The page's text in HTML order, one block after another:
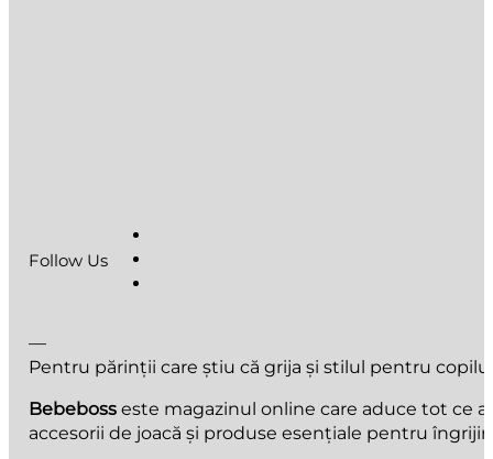
Follow Us
—
Pentru părinții care știu că grija și stilul pentru
Bebeboss este magazinul online care aduce tot ce
accesorii de joacă și produse esențiale pentru